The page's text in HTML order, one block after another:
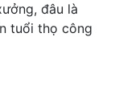
đâu là
tuổi thọ công